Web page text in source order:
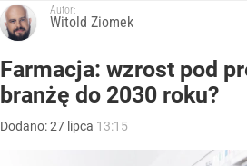
Autor:
Witold Ziomek
Farmacja: wzrost pod
branżę do 2030 roku?
Dodano:27 lipca 13:15